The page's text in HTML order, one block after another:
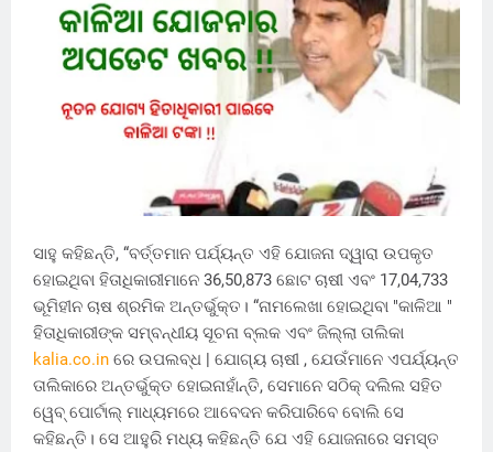
ସାହୁ କହିଛନ୍ତି, “ବର୍ତ୍ତମାନ ପର୍ଯ୍ୟନ୍ତ ଏହି ଯୋଜନା ଦ୍ୱାରା ଉପକୃତ
ହୋଇଥିବା ହିତାଧିକାରୀମାନେ 36,50,873 ଛୋଟ ଚାଷୀ ଏବଂ 17,04,733
ଭୂମିହୀନ ଚାଷ ଶ୍ରମିକ ଅନ୍ତର୍ଭୁକ୍ତ। “ନାମଲେଖା ହୋଇଥିବା "କାଳିଆ "
ହିତାଧିକାରୀଙ୍କ ସମ୍ବନ୍ଧୀୟ ସୂଚନା ବ୍ଲକ ଏବଂ ଜିଲ୍ଲା ତାଲିକା
kalia.co.in ରେ ଉପଲବ୍ଧ | ଯୋଗ୍ୟ ଚାଷୀ , ଯେଉଁମାନେ ଏପର୍ଯ୍ୟନ୍ତ
ତାଲିକାରେ ଅନ୍ତର୍ଭୁକ୍ତ ହୋଇନାହାଁନ୍ତି, ସେମାନେ ସଠିକ୍ ଦଲିଲ ସହିତ
ୱେବ୍ ପୋର୍ଟାଲ୍ ମାଧ୍ୟମରେ ଆବେଦନ କରିପାରିବେ ବୋଲି ସେ
କହିଛନ୍ତି। ସେ ଆହୁରି ମଧ୍ୟ କହିଛନ୍ତି ଯେ ଏହି ଯୋଜନାରେ ସମସ୍ତ